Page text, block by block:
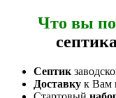
Что вы
Септик
Доставку к Вам